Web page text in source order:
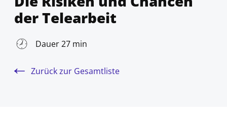
der Telearbeit
Dauer 27 min
Zurück zur Gesamtliste